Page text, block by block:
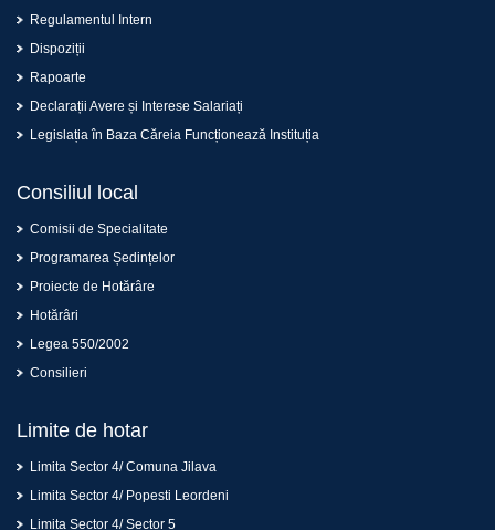
Regulamentul Intern
Dispoziții
Rapoarte
Declarații Avere și Interese Salariați
Legislația în Baza Căreia Funcționează Instituția
Consiliul local
Comisii de Specialitate
Programarea Ședințelor
Proiecte de Hotărâre
Hotărâri
Legea 550/2002
Consilieri
Limite de hotar
Limita Sector 4/ Comuna Jilava
Limita Sector 4/ Popesti Leordeni
Limita Sector 4/ Sector 5